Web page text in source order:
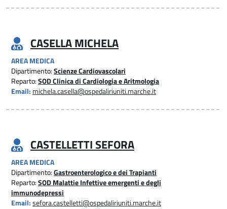
CASELLA MICHELA
AREA MEDICA
Dipartimento:Scienze Cardiovascolari
Reparto:SOD Clinica di Cardiologia e Aritmologia
Email: michela.casella@ospedaliriuniti.marche.it
CASTELLETTI SEFORA
AREA MEDICA
Dipartimento:Gastroenterologico e dei Trapianti
Reparto:SOD Malattie Infettive emergenti e degli
immunodepressi
Email: sefora.castelletti@ospedaliriuniti.marche.it